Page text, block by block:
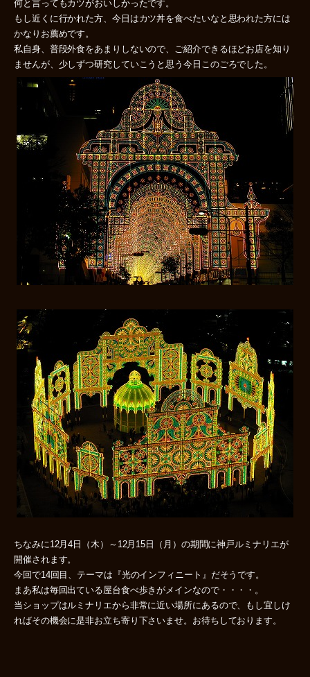
何と言ってもカツがおいしかったです。
もし近くに行かれた方、今日はカツ丼を食べたいなと思われた方には
かなりお薦めです。
私自身、普段外食をあまりしないので、ご紹介できるほどお店を知り
ませんが、少しずつ研究していこうと思う今日このごろでした。
ちなみに12月4日（木）～12月15日（月）の期間に神戸ルミナリエが
開催されます。
今回で14回目、テーマは『光のインフィニート』だそうです。
まあ私は毎回出ている屋台食べ歩きがメインなので・・・・。
当ショップはルミナリエから非常に近い場所にあるので、もし宜しけ
ればその機会に是非お立ち寄り下さいませ。お待ちしております。